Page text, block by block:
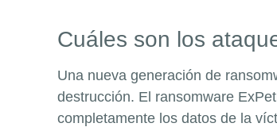
Cuáles son los
Una nueva generación de
destrucción. El ransomware
completamente los datos de la